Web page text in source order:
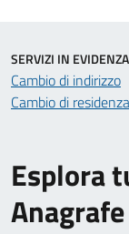
Esplora
SERVIZI IN EVIDENZA
Cambio di indirizzo
Cambio di